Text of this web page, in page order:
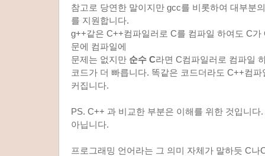
참고로 당연한 말이지만 gcc를 비롯하여 대부분
를 지원합니다.
g++같은 C++컴파일러로 C를 컴파일 하여도 C
문에 컴파일에
문제는 없지만 순수 C라면 C컴파일러로 컴파일
코드가 더 빠릅니다. 똑같은 코드더라도 C++컴
커집니다.
PS. C++ 과 비교한 부분은 이해를 위한 것입니다
아닙니다.
프로그래밍 언어라는 그 의미 자체가 말하듯 C나